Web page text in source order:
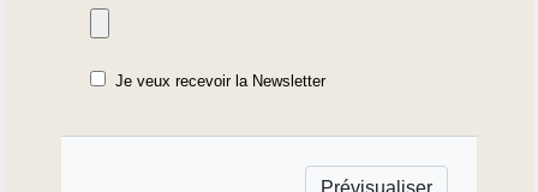
Je veux recevoir la Newsletter